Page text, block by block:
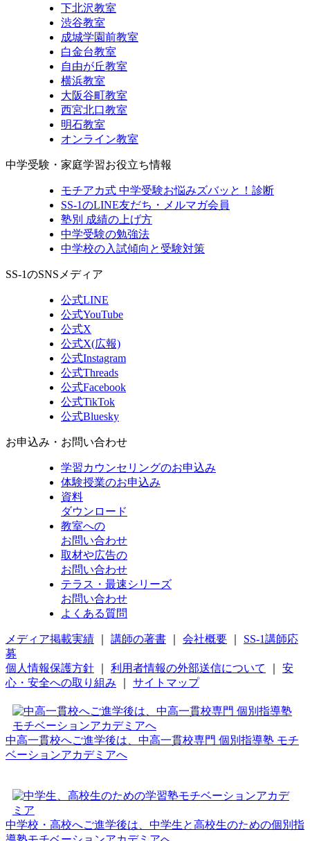
下北沢教室
渋谷教室
成城学園前教室
白金台教室
自由が丘教室
横浜教室
大阪谷町教室
西宮北口教室
明石教室
オンライン教室
中学受験・家庭学習お役立ち情報
モチアカ式 中学受験お悩みズバッと！診断
SS-1のLINE友だち・メルマガ会員
塾別 成績の上げ方
中学受験の勉強法
中学校の入試傾向と受験対策
SS-1のSNSメディア
公式LINE
公式YouTube
公式X
公式X(広報)
公式Instagram
公式Threads
公式Facebook
公式TikTok
公式Bluesky
お申込み・お問い合わせ
学習カウンセリングのお申込み
体験授業のお申込み
資料
ダウンロード
教室への
お問い合わせ
取材や広告の
お問い合わせ
テラス・最速シリーズ
お問い合わせ
よくある質問
メディア掲載実績 講師の著書 会社概要
SS-1講師応
募
個人情報保護方針
利用者情報の外部送信について
安
心・安全への取り組み
サイトマップ
中高一貫校へご進学後は、中高一貫校専門 個別指導塾 モチ
ベーションアカデミアへ
中学校・高校へご進学後は、中学生と高校生のための個別指